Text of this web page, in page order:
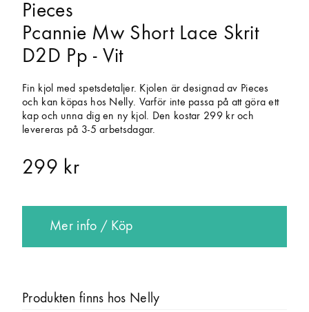
Pieces
Pcannie Mw Short Lace Skrit
D2D Pp - Vit
Fin kjol med spetsdetaljer. Kjolen är designad av Pieces
och kan köpas hos Nelly. Varför inte passa på att göra ett
kap och unna dig en ny kjol. Den kostar 299 kr och
levereras på 3-5 arbetsdagar.
299 kr
Mer info / Köp
Produkten finns hos Nelly